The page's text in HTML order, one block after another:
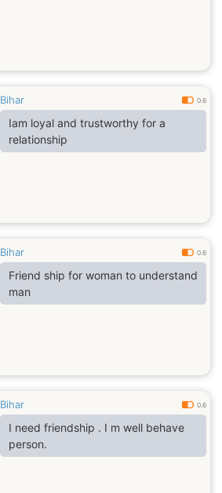
Bihar 0.6
Iam loyal and trustworthy for a
relationship
Bihar 0.6
Friend ship for woman to understand
man
Bihar 0.6
I need friendship . I m well behave
person.